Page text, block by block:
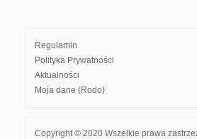
Regulamin
Polityka Prywatności
Aktualności
Moja dane (Rodo)
Copyright © 2020 Wszelkie prawa